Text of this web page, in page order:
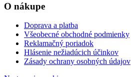
O nákupe
Doprava a platba
Všeobecné obchodné podmienky
Reklamačný poriadok
Hlásenie nežiadúcich účinkov
Zásady ochrany osobných údajov